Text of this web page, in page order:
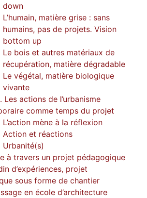
down
L’humain, matière grise : sans
humains, pas de projets. Vision
bottom up
Le bois et autres matériaux de
récupération, matière dégradable
Le végétal, matière biologique
vivante
Les actions de l’urbanisme
comme temps du projet
L’action mène à la réflexion
Action et réactions
Urbanité(s)
à travers un projet pédagogique
d’expériences, projet
sous forme de chantier
en école d’architecture